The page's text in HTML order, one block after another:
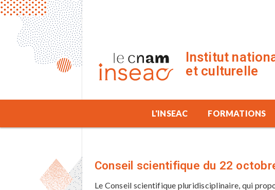
Institut
et culturelle
L'INSEAC FORMATIONS
Conseil scientifique du 22
Le Conseil scientifique pluridisciplinaire, qui